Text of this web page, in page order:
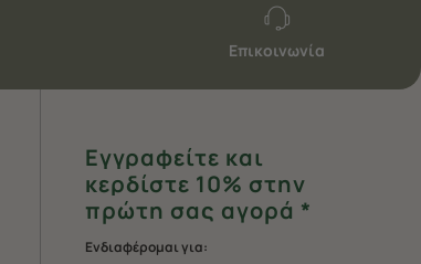
Επικοινωνία
Εγγραφείτε και
κερδίστε 10% στην
πρώτη σας αγορά *
Ενδιαφέρομαι για: